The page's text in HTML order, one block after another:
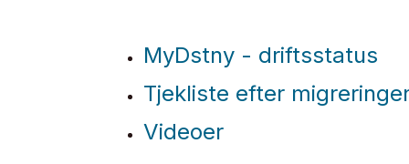
MyDstny - driftsstatus
Tjekliste efter
Videoer